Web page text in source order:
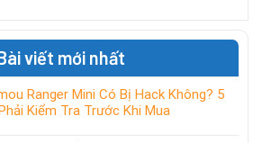
viết mới nhất
Ranger Mini Có Bị Hack Không? 5
Kiểm Tra Trước Khi Mua